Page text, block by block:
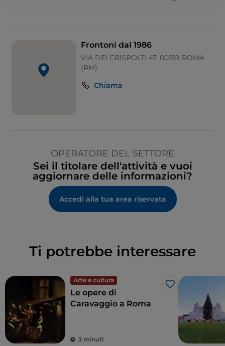
Tavoli all'aperto
Frontoni dal 1986
VIA DEI CRISPOLTI 47, 00159 ROMA
(RM)
Chiama
OPERATORE DEL SETTORE
Sei il titolare dell'attività e vuoi
aggiornare delle informazioni?
Accedi alla tua area riservata
Ti potrebbe interessare
Arte e cultura
Like
Le opere di
Caravaggio a Roma
3 minuti